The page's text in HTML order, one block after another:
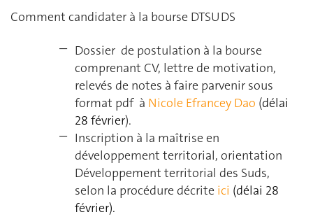
Comment candidater à la bourse DTSUDS
Dossier de postulation à la bourse
comprenant CV, lettre de motivation,
relevés de notes à faire parvenir sous
format pdf à Nicole Efrancey Dao (délai
28 février).
Inscription à la maîtrise en
développement territorial, orientation
Développement territorial des Suds,
selon la procédure décrite ici (délai 28
février).